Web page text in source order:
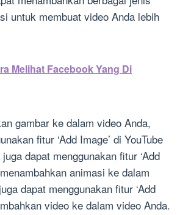
untuk membuat video Anda lebih
Melihat Facebook Yang Di
gambar ke dalam video Anda,
fitur ‘Add Image’ di YouTube
dapat menggunakan fitur ‘Add
animasi ke dalam
dapat menggunakan fitur ‘Add
video ke dalam video Anda.